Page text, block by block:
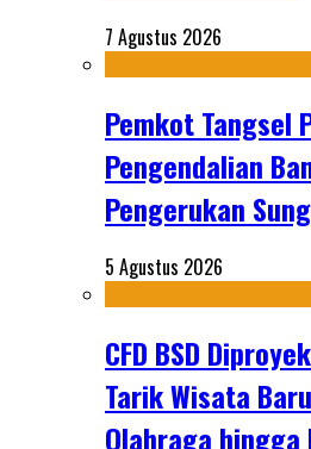
7 Agustus 2026
Pemkot Tangsel
Pengendalian
Pengerukan
5 Agustus 2026
CFD BSD
Tarik Wisata
Olahraga